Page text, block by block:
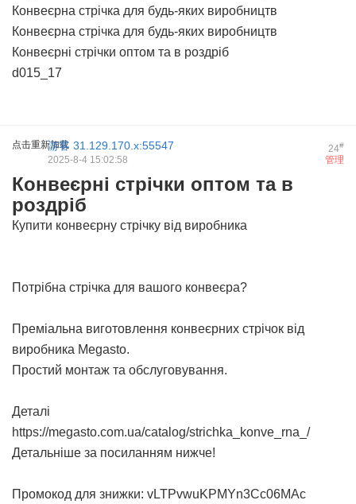
Конвеєрна стрічка для будь-яких виробництв
Конвеєрна стрічка для будь-яких виробництв
Конвеєрні стрічки оптом та в роздріб
d015_17
点击重新加载 24#
游客 31.129.170.x:55547
管理
2025-8-4 15:02:58
Конвеєрні стрічки оптом та в
роздріб
Купити конвеєрну стрічку від виробника
Потрібна стрічка для вашого конвеєра?
Преміальна виготовлення конвеєрних стрічок від
виробника Megasto.
Простий монтаж та обслуговування.
Деталі
https://megasto.com.ua/catalog/strichka_konve_rna_/
Детальніше за посиланням нижче!
Промокод для знижки: vLTPvwuKPMYn3Cc06MAc